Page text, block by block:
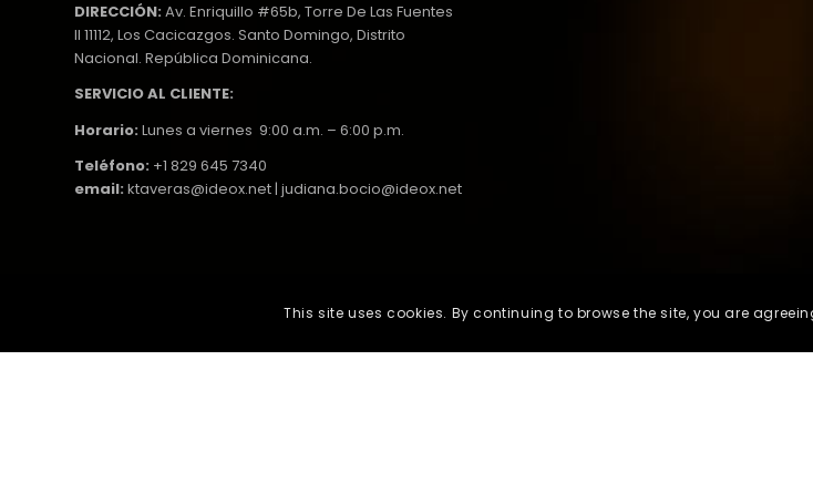
DIRECCIÓN: Av. Enriquillo #65b, Torre De Las Fuentes
II 11112, Los Cacicazgos. Santo Domingo, Distrito
Nacional. República Dominicana.
SERVICIO AL CLIENTE:
Horario: Lunes a viernes 9:00 a.m. – 6:00 p.m.
Teléfono: +1 829 645 7340
email: ktaveras@ideox.net | judiana.bocio@ideox.net
This site uses cookies. By continuing to browse the site, you are